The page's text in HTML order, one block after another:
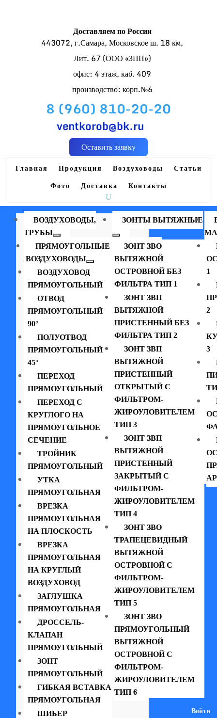
Доставляем по России
443072, г.Самара, Московское ш. 18 км,
Лит. 67 (ООО «ЗПП»)
офис: 4 этаж, каб. 409
производство: корп.№6
8 (960) 810-20-20
ventkorob@bk.ru
Оставить заявку
Главная Продукция Воздуховоды
Статьи
Фото
Доставка Контакты
ВОЗДУХОВОДЫ,
ТРУБЫ
ПРЯМОУГОЛЬНЫЕ
ВОЗДУХОВОДЫ
ВОЗДУХОВОД
ПРЯМОУГОЛЬНЫЙ
ОТВОД
ПРЯМОУГОЛЬНЫЙ
90°
ПОЛУОТВОД
ПРЯМОУГОЛЬНЫЙ
45°
ПЕРЕХОД
ПРЯМОУГОЛЬНЫЙ
ПЕРЕХОД С
КРУГЛОГО НА
ПРЯМОУГОЛЬНОЕ
СЕЧЕНИЕ
ТРОЙНИК
ПРЯМОУГОЛЬНЫЙ
УТКА
ПРЯМОУГОЛЬНАЯ
ВРЕЗКА
ПРЯМОУГОЛЬНАЯ
НА ПЛОСКОСТЬ
ВРЕЗКА
ПРЯМОУГОЛЬНАЯ
НА КРУГЛЫЙ
ВОЗДУХОВОД
ЗАГЛУШКА
ПРЯМОУГОЛЬНАЯ
ДРОССЕЛЬ-
КЛАПАН
ПРЯМОУГОЛЬНЫЙ
ЗОНТ
ПРЯМОУГОЛЬНЫЙ
ГИБКАЯ ВСТАВКА
ПРЯМОУГОЛЬНАЯ
ШИБЕР
ЗОНТЫ ВЫТЯЖНЫЕ
ЗОНТ ЗВО
ВЫТЯЖНОЙ
ОСТРОВНОЙ БЕЗ
ФИЛЬТРА ТИП 1
ЗОНТ ЗВП
ВЫТЯЖНОЙ
ПРИСТЕННЫЙ БЕЗ
ФИЛЬТРА ТИП 2
ЗОНТ ЗВП
ВЫТЯЖНОЙ
ПРИСТЕННЫЙ
ОТКРЫТЫЙ С
ФИЛЬТРОМ-
ЖИРОУЛОВИТЕЛЕМ
ТИП 3
ЗОНТ ЗВП
ВЫТЯЖНОЙ
ПРИСТЕННЫЙ
ЗАКРЫТЫЙ С
ФИЛЬТРОМ-
ЖИРОУЛОВИТЕЛЕМ
ТИП 4
ЗОНТ ЗВО
ТРАПЕЦЕВИДНЫЙ
ВЫТЯЖНОЙ
ОСТРОВНОЙ С
ФИЛЬТРОМ-
ЖИРОУЛОВИТЕЛЕМ
ТИП 5
ЗОНТ ЗВО
ПРЯМОУГОЛЬНЫЙ
ВЫТЯЖНОЙ
ОСТРОВНОЙ С
ФИЛЬТРОМ-
ЖИРОУЛОВИТЕЛЕМ
ТИП 6
1
2
3
Войти